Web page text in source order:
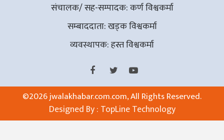
संचालक/ सह-सम्पादक: कर्ण विश्वकर्मा
सम्बाददाता: खड्क विश्वकर्मा
व्यवस्थापक: हस्त विश्वकर्मा
©2026 jwalakhabar.com.com, All Rights Reserved.
Designed By : TopLine Technology